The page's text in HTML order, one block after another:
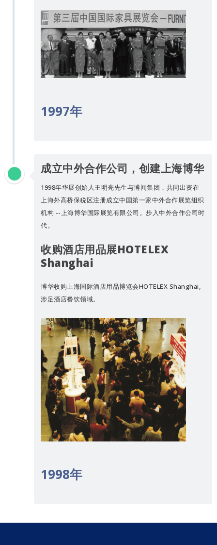
1997年
成立中外合作公司，创建上海博华
1998年华展创始人王明亮先生与博闻集团，共同出资在
上海外高桥保税区注册成立中国第一家中外合作展览组织
机构 --上海博华国际展览有限公司。步入中外合作公司时
代。
收购酒店用品展HOTELEX
Shanghai
博华收购上海国际酒店用品博览会HOTELEX Shanghai,
涉足酒店餐饮领域。
1998年